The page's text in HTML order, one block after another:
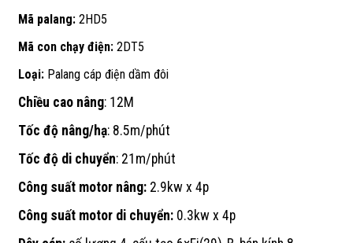
Mã palang: 2HD5
Mã con chạy điện: 2DT5
Loại: Palang cáp điện dầm đôi
Chiều cao nâng: 12M
Tốc độ nâng/hạ: 8.5m/phút
Tốc độ di chuyển: 21m/phút
Công suất motor nâng: 2.9kw x 4p
Công suất motor di chuyển: 0.3kw x 4p